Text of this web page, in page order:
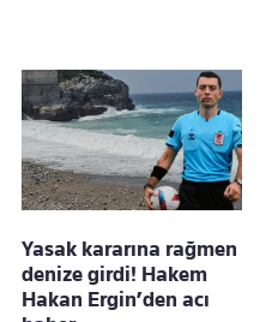
Yasak kararına rağmen
denize girdi! Hakem
Hakan Ergin’den acı